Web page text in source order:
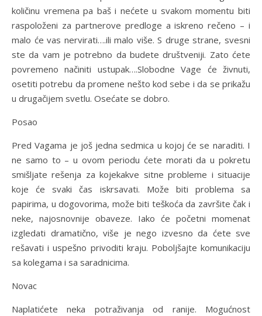
količinu vremena pa baš i nećete u svakom momentu biti
raspoloženi za partnerove predloge a iskreno rečeno – i
malo će vas nervirati….ili malo više. S druge strane, svesni
ste da vam je potrebno da budete društveniji. Zato ćete
povremeno načiniti ustupak….Slobodne Vage će živnuti,
osetiti potrebu da promene nešto kod sebe i da se prikažu
u drugačijem svetlu. Osećate se dobro.
Posao
Pred Vagama je još jedna sedmica u kojoj će se naraditi. I
ne samo to – u ovom periodu ćete morati da u pokretu
smišljate rešenja za kojekakve sitne probleme i situacije
koje će svaki čas iskrsavati. Može biti problema sa
papirima, u dogovorima, može biti teškoća da završite čak i
neke, najosnovnije obaveze. Iako će početni momenat
izgledati dramatično, više je nego izvesno da ćete sve
rešavati i uspešno privoditi kraju. Poboljšajte komunikaciju
sa kolegama i sa saradnicima.
Novac
Naplatićete neka potraživanja od ranije. Mogućnost